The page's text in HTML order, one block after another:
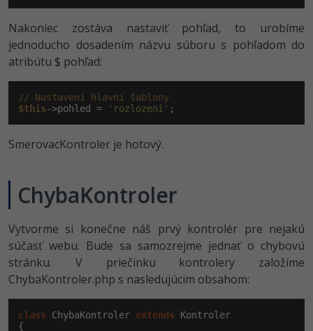
Nakoniec zostáva nastaviť pohľad, to urobíme
jednoducho dosadením názvu súboru s pohľadom do
atribútu $ pohľad:
// Nastavení hlavní šablony
$this->pohled = 'rozlozeni' ;
SmerovacKontroler je hotový.
ChybaKontroler
Vytvorme si konečne náš prvý kontrolér pre nejakú
súčasť webu. Bude sa samozrejme jednať o chybovú
stránku. V priečinku kontrolery založíme
ChybaKontroler.php s nasledujúcim obsahom:
class ChybaKontroler extends Kontroler
{